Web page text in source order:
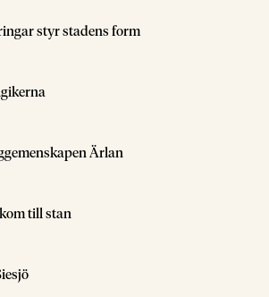
styr stadens form
Ärlan
till stan